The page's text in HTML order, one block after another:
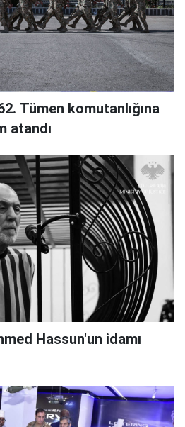
Tümen komutanlığına
atandı
Hassun'un idamı